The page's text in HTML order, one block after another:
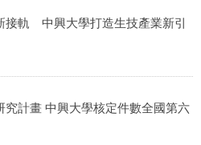
接軌 中興大學打造生技產業新引
究計畫 中興大學核定件數全國第六